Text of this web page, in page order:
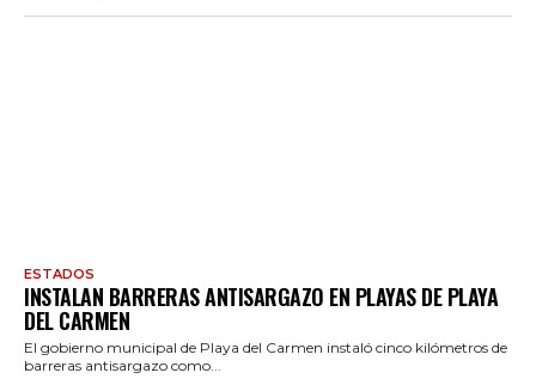
ESTADOS
INSTALAN BARRERAS ANTISARGAZO EN PLAYAS DE PLAYA
DEL CARMEN
El gobierno municipal de Playa del Carmen instaló cinco kilómetros de
barreras antisargazo como...